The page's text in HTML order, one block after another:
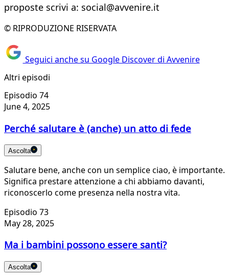
proposte scrivi a: social@avvenire.it
© RIPRODUZIONE RISERVATA
Seguici anche su Google Discover di Avvenire
Altri episodi
Episodio 74
June 4, 2025
Perché salutare è (anche) un atto di fede
Ascolta
Salutare bene, anche con un semplice ciao, è importante.
Significa prestare attenzione a chi abbiamo davanti,
riconoscerlo come presenza nella nostra vita.
Episodio 73
May 28, 2025
Ma i bambini possono essere santi?
Ascolta